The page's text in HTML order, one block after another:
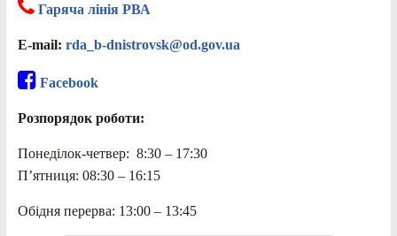
Гаряча лінія РВА
E-mail: rda_b-dnistrovsk@od.gov.ua
Facebook
Розпорядок роботи:
Понеділок-четвер: 8:30 – 17:30
П’ятниця: 08:30 – 16:15
Обідня перерва: 13:00 – 13:45